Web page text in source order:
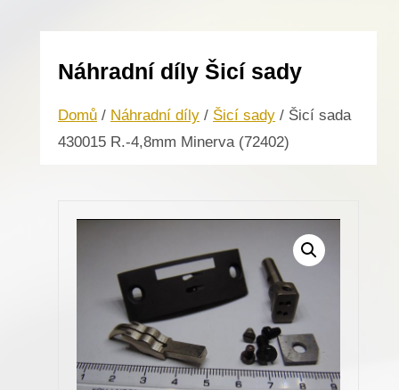
Náhradní díly Šicí sady
Domů / Náhradní díly / Šicí sady / Šicí sada
430015 R.-4,8mm Minerva (72402)